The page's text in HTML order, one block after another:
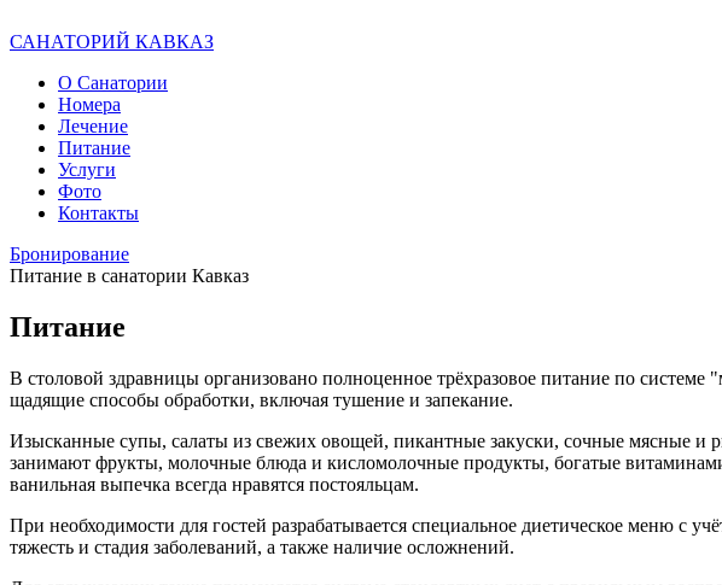
САНАТОРИЙ КАВКАЗ
О Санатории
Номера
Лечение
Питание
Услуги
Фото
Контакты
Бронирование
Питание в санатории Кавказ
Питание
В столовой здравницы организовано полноценное трёхразовое питание по
щадящие способы обработки, включая тушение и запекание.
Изысканные супы, салаты из свежих овощей, пикантные закуски, сочные мясные и
занимают фрукты, молочные блюда и кисломолочные продукты, богатые
ванильная выпечка всегда нравятся постояльцам.
При необходимости для гостей разрабатывается специальное диетическое меню с
тяжесть и стадия заболеваний, а также наличие осложнений.